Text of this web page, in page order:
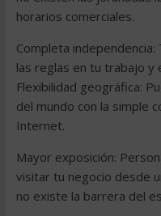
horarios comerciales.
Completa
las reglas en tu trabajo y
Flexibilidad geográfica:
del mundo con la simple
Internet.
Mayor exposición:
visitar tu negocio desde
no existe la barrera del